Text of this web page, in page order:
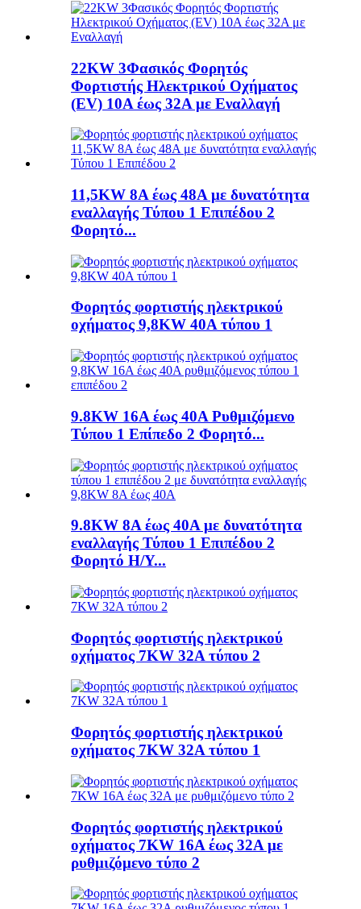
22KW 3Φασικός Φορητός
Φορτιστής Ηλεκτρικού Οχήματος
(EV) 10A έως 32A με Εναλλαγή
11,5KW 8A έως 48A με δυνατότητα
εναλλαγής Τύπου 1 Επιπέδου 2
Φορητό...
Φορητός φορτιστής ηλεκτρικού
οχήματος 9,8KW 40A τύπου 1
9.8KW 16A έως 40A Ρυθμιζόμενο
Τύπου 1 Επίπεδο 2 Φορητό...
9.8KW 8A έως 40A με δυνατότητα
εναλλαγής Τύπου 1 Επιπέδου 2
Φορητό Η/Υ...
Φορητός φορτιστής ηλεκτρικού
οχήματος 7KW 32A τύπου 2
Φορητός φορτιστής ηλεκτρικού
οχήματος 7KW 32A τύπου 1
Φορητός φορτιστής ηλεκτρικού
οχήματος 7KW 16A έως 32A με
ρυθμιζόμενο τύπο 2